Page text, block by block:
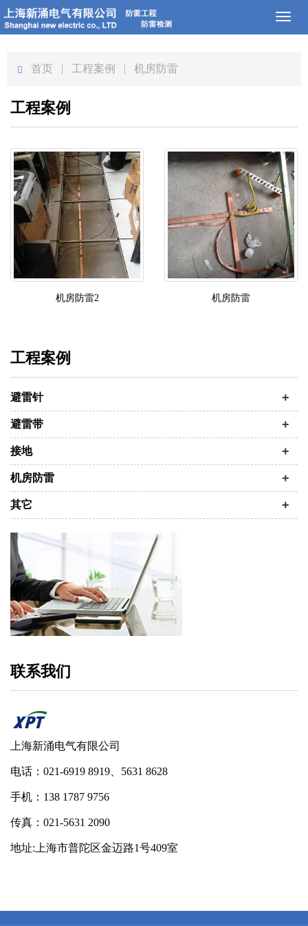
首页 | 工程案例 | 机房防雷
工程案例
机房防雷2 机房防雷
工程案例
避雷针 +
避雷带 +
接地 +
机房防雷 +
其它 +
联系我们
上海新涌电气有限公司
电话：021-6919 8919、5631 8628
手机：138 1787 9756
传真：021-5631 2090
地址:上海市普陀区金迈路1号409室